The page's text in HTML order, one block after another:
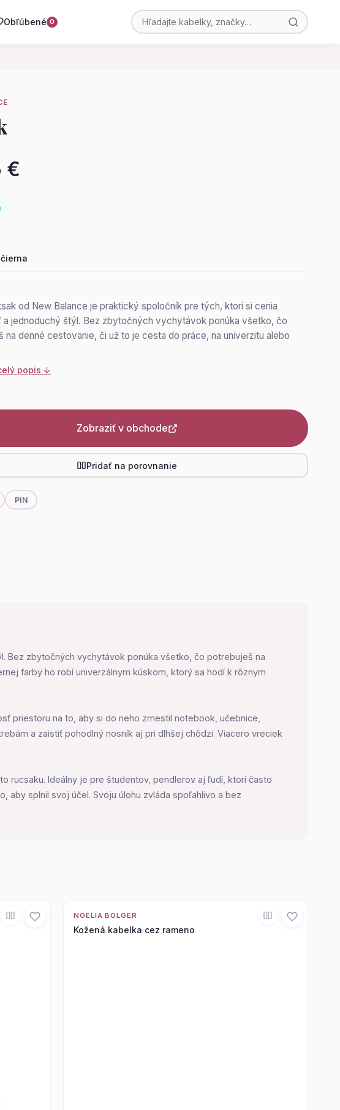
Obľúbené 0
€
čierna
od New Balance je praktický spoločník pre tých, ktorí si cenia
a jednoduchý štýl. Bez zbytočných vychytávok ponúka všetko, čo
na denné cestovanie, či už to je cesta do práce, na univerzitu alebo
popis ↓
Zobraziť v obchode
Pridať na porovnanie
PIN
Bez zbytočných vychytávok ponúka všetko, čo potrebuješ na
farby ho robí univerzálnym kúskom, ktorý sa hodí k rôznym
priestoru na to, aby si do neho zmestil notebook, učebnice,
a zaistiť pohodlný nosník aj pri dlhšej chôdzi. Viacero vreciek
rucsaku. Ideálny je pre študentov, pendlerov aj ľudí, ktorí často
splnil svoj účel. Svoju úlohu zvláda spoľahlivo a bez
NOELIA BOLGER
Kožená kabelka cez rameno